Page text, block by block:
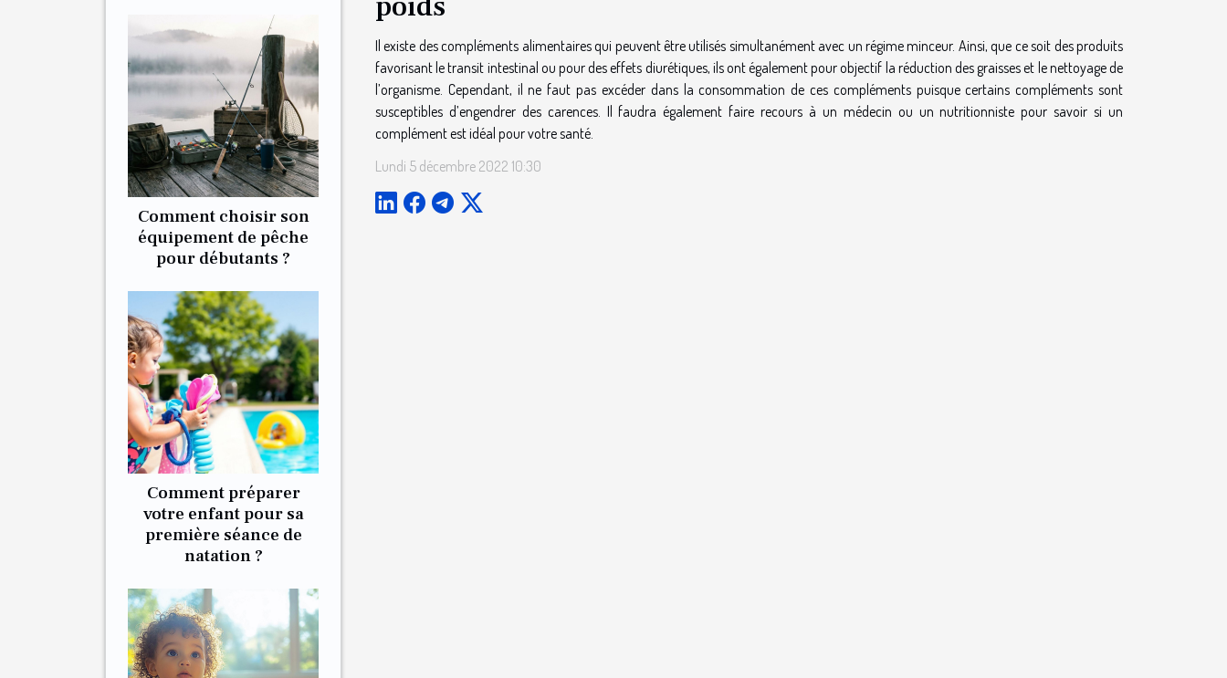
Comment choisir son
équipement de pêche
pour débutants ?
Comment préparer
votre enfant pour sa
première séance de
natation ?
Il existe des compléments alimentaires qui peuvent être utilisés simultanément avec un régime minceur. Ainsi, que ce soit des produits
favorisant le transit intestinal ou pour des effets diurétiques, ils ont également pour objectif la réduction des graisses et le nettoyage de
l’organisme. Cependant, il ne faut pas excéder dans la consommation de ces compléments puisque certains compléments sont
susceptibles d’engendrer des carences. Il faudra également faire recours à un médecin ou un nutritionniste pour savoir si un
complément est idéal pour votre santé.
Lundi 5 décembre 2022 10:30